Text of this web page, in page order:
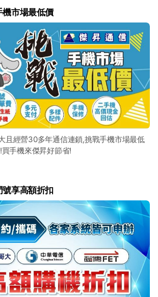
市場最低價
且經營30多年通信連鎖,挑戰手機市場最低
手機來傑昇好節省!
享高額折扣